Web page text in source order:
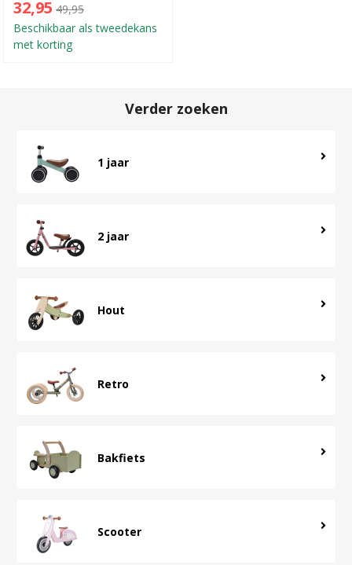
32,95 49,95
Beschikbaar als tweedekans
met korting
Verder zoeken
1 jaar
2 jaar
Hout
Retro
Bakfiets
Scooter